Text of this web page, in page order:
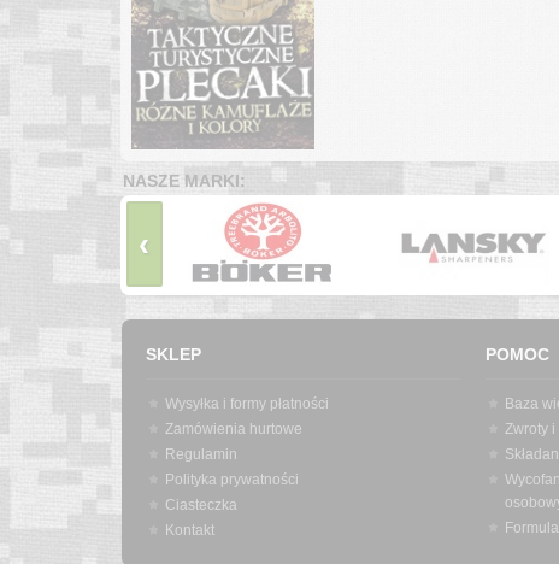
NASZE MARKI:
‹
SKLEP
Wysyłka i formy płatności
Zamówienia hurtowe
Regulamin
Polityka prywatności
Ciasteczka
Kontakt
POMOC
Baza
Zwroty